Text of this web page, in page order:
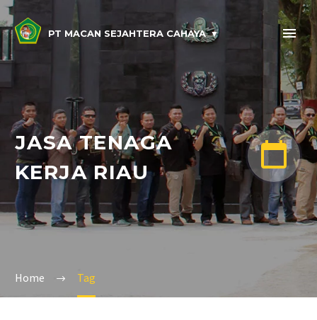
PT MACAN SEJAHTERA CAHAYA


JASA TENAGA
KERJA RIAU
Home Tag